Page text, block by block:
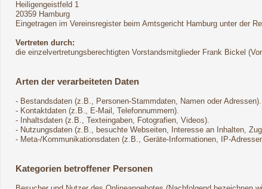
Heiligengeistfeld 1
20359 Hamburg
Eingetragen im Vereinsregister beim Amtsgericht Hamburg unter der
Vertreten durch:
die einzelvertretungsberechtigten Vorstandsmitglieder Frank Bickel
Arten der verarbeiteten Daten
- Bestandsdaten (z.B., Personen-Stammdaten, Namen oder Adressen).
- Kontaktdaten (z.B., E-Mail, Telefonnummern).
- Inhaltsdaten (z.B., Texteingaben, Fotografien, Videos).
- Nutzungsdaten (z.B., besuchte Webseiten, Interesse an Inhalten,
- Meta-/Kommunikationsdaten (z.B., Geräte-Informationen, IP-
Kategorien betroffener Personen